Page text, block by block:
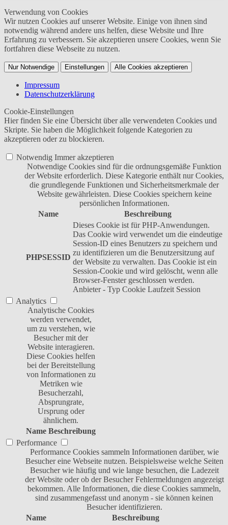
Verwendung von Cookies
Wir nutzen Cookies auf unserer Website. Einige von ihnen sind
notwendig während andere uns helfen, diese Website und Ihre
Erfahrung zu verbessern. Sie akzeptieren unsere Cookies, wenn Sie
fortfahren diese Webseite zu nutzen.
Nur Notwendige Einstellungen Alle Cookies akzeptieren
Impressum
Datenschutzerklärung
Cookie-Einstellungen
Hier finden Sie eine Übersicht über alle verwendeten Cookies und
Skripte. Sie haben die Möglichkeit folgende Kategorien zu
akzeptieren oder zu blockieren.
Notwendig Immer akzeptieren
Notwendige Cookies sind für die ordnungsgemäße Funktion
der Website erforderlich. Diese Kategorie enthält nur Cookies,
die grundlegende Funktionen und Sicherheitsmerkmale der
Website gewährleisten. Diese Cookies speichern keine
persönlichen Informationen.
Name
Beschreibung
PHPSESSID
Dieses Cookie ist für PHP-Anwendungen.
Das Cookie wird verwendet um die eindeutige
Session-ID eines Benutzers zu speichern und
zu identifizieren um die Benutzersitzung auf
der Website zu verwalten. Das Cookie ist ein
Session-Cookie und wird gelöscht, wenn alle
Browser-Fenster geschlossen werden.
Anbieter - Typ Cookie Laufzeit Session
Analytics
Analytische Cookies
werden verwendet,
um zu verstehen, wie
Besucher mit der
Website interagieren.
Diese Cookies helfen
bei der Bereitstellung
von Informationen zu
Metriken wie
Besucherzahl,
Absprungrate,
Ursprung oder
ähnlichem.
Name Beschreibung
Performance
Performance Cookies sammeln Informationen darüber, wie
Besucher eine Webseite nutzen. Beispielsweise welche Seiten
Besucher wie häufig und wie lange besuchen, die Ladezeit
der Website oder ob der Besucher Fehlermeldungen angezeigt
bekommen. Alle Informationen, die diese Cookies sammeln,
sind zusammengefasst und anonym - sie können keinen
Besucher identifizieren.
Name
Beschreibung